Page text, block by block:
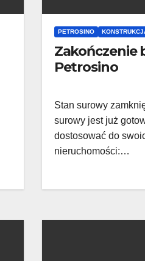
PETROSINO
Petrosino
Stan surowy
surowy jest już
dostosować do
nieruchomości:…